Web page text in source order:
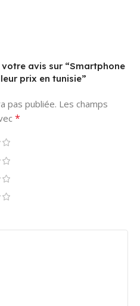
avis sur “Smartphone
prix en tunisie”
pas publiée. Les champs
*